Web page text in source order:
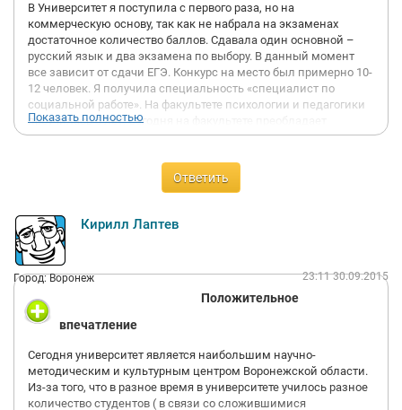
В Университет я поступила с первого раза, но на
коммерческую основу, так как не набрала на экзаменах
достаточное количество баллов. Сдавала один основной –
русский язык и два экзамена по выбору. В данный момент
все зависит от сдачи ЕГЭ. Конкурс на место был примерно 10-
12 человек. Я получила специальность «специалист по
социальной работе». На факультете психологии и педагогики
проучилась 5 лет. Сегодня на факультете преобладает
бакалавриат, сроком обучения 4 года с дальнейшим
человек, на факультете примерно около 300. Учебный процесс
был разработан со всеми стандартами, студенты получая
обучения, но также и не забывали об отдыхе.
Высококвалифицированные преподаватели, имеющие
различные звания и регалии преподносили материал
доступным языком для каждого студента. Добрый и
отзывчивый декан факультета преподавал философию.
Разнообразная студенческая жизнь включала в себя
конференции, семинары, приезд представителей
зарубежный университетов, поездки в различные города,
отдых на базе в Чернолучье. Все экзамены и зачеты были
сданы мной с помощью знаний, мысль о том, что экзамен
можно «купить» даже не возникала. Диплом я окончила с
отличием, по специальности работала, но не долго.
Показать полностью
Ответить
Кирилл Лаптев
Город: Воронеж 23:11 30.09.2015
Положительное
впечатление
Сегодня университет является наибольшим научно-
методическим и культурным центром Воронежской области.
Из-за того, что в разное время в университете училось разное
количество студентов ( в связи со сложившимися